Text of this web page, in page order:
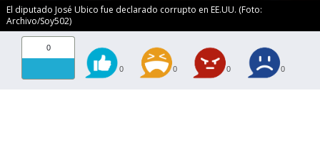
El diputado José Ubico fue declarado corrupto en EE.UU. (Foto:
Archivo/Soy502)
0
0 0 0 0